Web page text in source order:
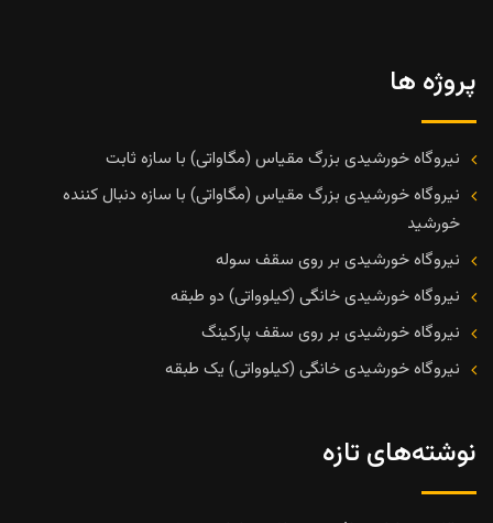
پروژه ها
نیروگاه خورشیدی بزرگ مقیاس (مگاواتی) با سازه ثابت
نیروگاه خورشیدی بزرگ مقیاس (مگاواتی) با سازه دنبال کننده
خورشید
نیروگاه خورشیدی بر روی سقف سوله
نیروگاه خورشیدی خانگی (کیلوواتی) دو طبقه
نیروگاه خورشیدی بر روی سقف پارکینگ
نیروگاه خورشیدی خانگی (کیلوواتی) یک طبقه
نوشته‌های تازه